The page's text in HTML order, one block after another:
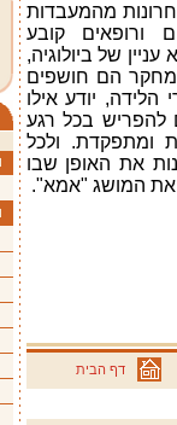
מהמעבדות
ורופאים קובע
של ביולוגיה,
הם חושפים
יודע אילו
להפריש בכל רגע
ומתפקדת. ולכל
את האופן שבו
את המושג "אמא".
דף הבית